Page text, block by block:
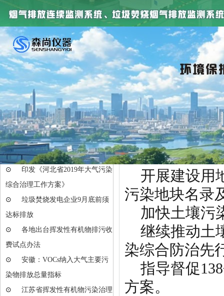
加强：重污
◆深入推进水
发布实施重
逐月分析水
组织排查化
各地工业集聚
处理设施
全面实施《
◆全面启动土
开展建设用
污染地块名录
加快土壤污
继续推动土
染综合防治先
指导督促
方案。
⊙
HJ 212-2025 污染物自动监测
监控系统数据传输技术要···
⊙
发布《重点行业挥发性有机物
综合治理方案》
⊙
山东、江苏、广东、河南等地
发布VOCs整治方案
⊙
汕头市VOCs整治与减排实施
方案（2019-2020年）
⊙
印发《河北省2019年大气污染
综合治理工作方案》
⊙
印发《河北省2019年大气污染
综合治理工作方案》
⊙
垃圾焚烧发电企业9月底前须
达标排放
⊙
各地出台挥发性有机物排污收
费试点办法
⊙
安徽：VOCs纳入大气主要污
染物排放总量指标
⊙
江苏省挥发性有机物污染治理